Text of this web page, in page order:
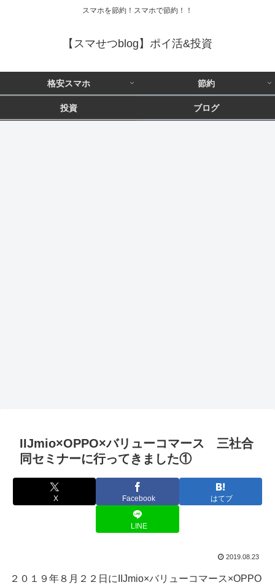
スマホを節約！スマホで節約！！
【スマせつblog】ポイ活&投資
格安スマホ 節約
投資 ブログ
IIJmio×OPPO×バリューコマース 三社合
同セミナーに行ってきました①
X Facebook はてブ
LINE
2019.08.23
２０１９年８月２２日にIIJmio×バリューコマース×OPPO